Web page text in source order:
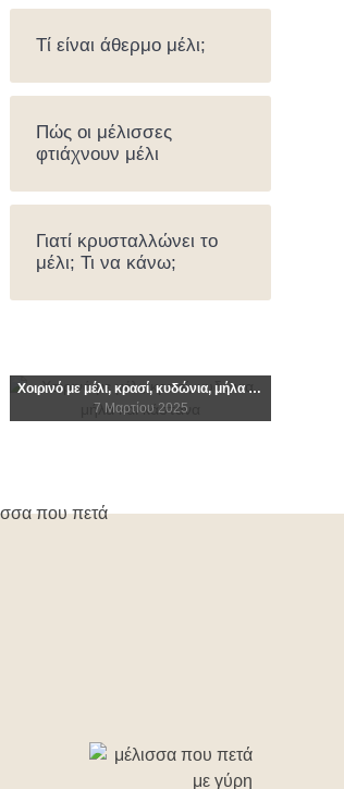
Τί είναι άθερμο μέλι;
Πώς οι μέλισσες
φτιάχνουν μέλι
Γιατί κρυσταλλώνει το
μέλι; Τι να κάνω;
Χοιρινό με μέλι, κρασί, κυδώνια, μήλα και κάστανα
7 Μαρτίου 2025